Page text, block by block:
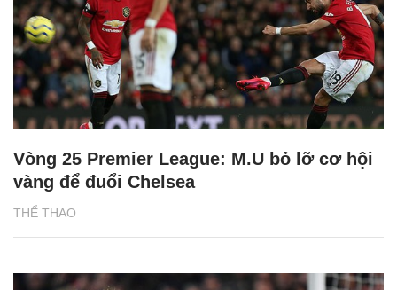
THỂ THAO
Vòng 25 Premier League: M.U bỏ lỡ cơ hội
vàng để đuổi Chelsea